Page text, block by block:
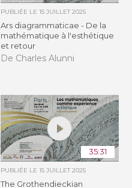
PUBLIÉE LE 15 JUILLET 2025
Ars diagrammaticae - De la
mathématique à l'esthétique
et retour
De Charles Alunni
35:31
PUBLIÉE LE 15 JUILLET 2025
The Grothendieckian